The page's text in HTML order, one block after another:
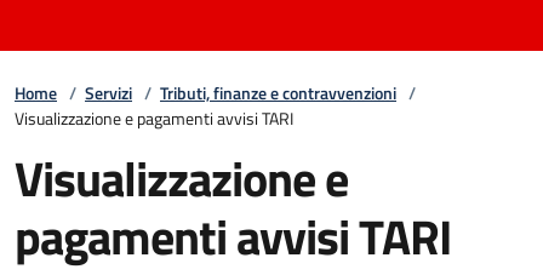
Home / Servizi / Tributi, finanze e contravvenzioni /
Visualizzazione e pagamenti avvisi TARI
Visualizzazione e
pagamenti avvisi TARI